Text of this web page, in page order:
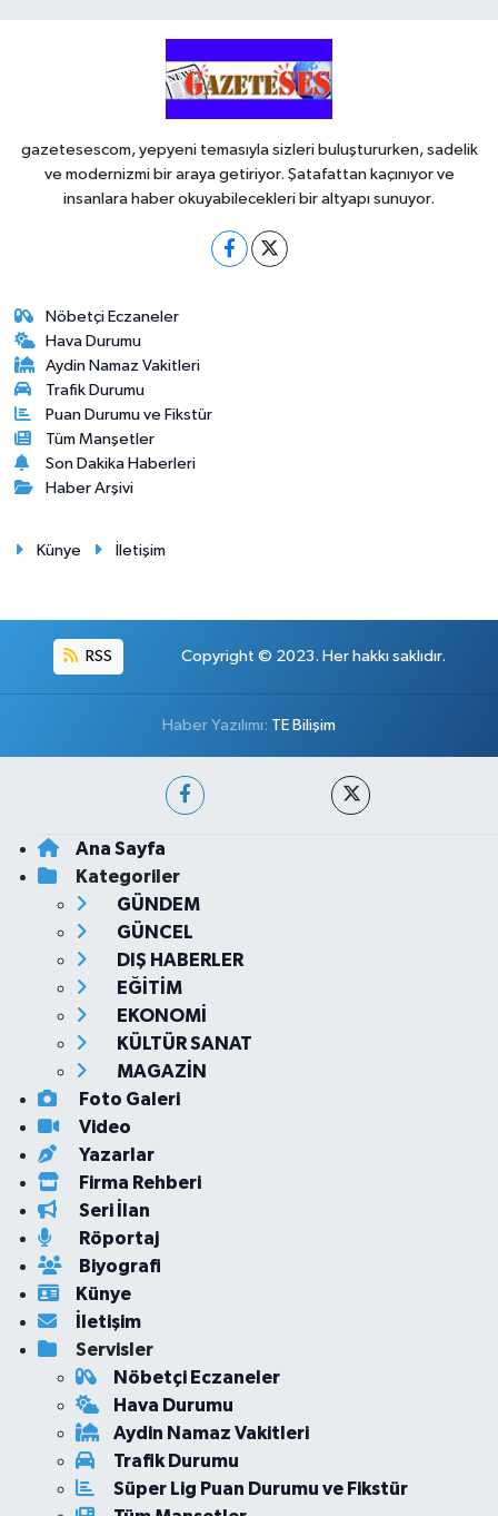
gazetesescom, yepyeni temasıyla sizleri buluştururken, sadelik
ve modernizmi bir araya getiriyor. Şatafattan kaçınıyor ve
insanlara haber okuyabilecekleri bir altyapı sunuyor.
Nöbetçi Eczaneler
Hava Durumu
Aydin Namaz Vakitleri
Trafik Durumu
Puan Durumu ve Fikstür
Tüm Manşetler
Son Dakika Haberleri
Haber Arşivi
Künye İletişim
RSS Copyright © 2023. Her hakkı saklıdır.
Haber Yazılımı: TE Bilişim
Ana Sayfa
Kategoriler
GÜNDEM
GÜNCEL
DIŞ HABERLER
EĞİTİM
EKONOMİ
KÜLTÜR SANAT
MAGAZİN
Foto Galeri
Video
Yazarlar
Firma Rehberi
Seri İlan
Röportaj
Biyografi
Künye
İletişim
Servisler
Nöbetçi Eczaneler
Hava Durumu
Aydin Namaz Vakitleri
Trafik Durumu
Süper Lig Puan Durumu ve Fikstür